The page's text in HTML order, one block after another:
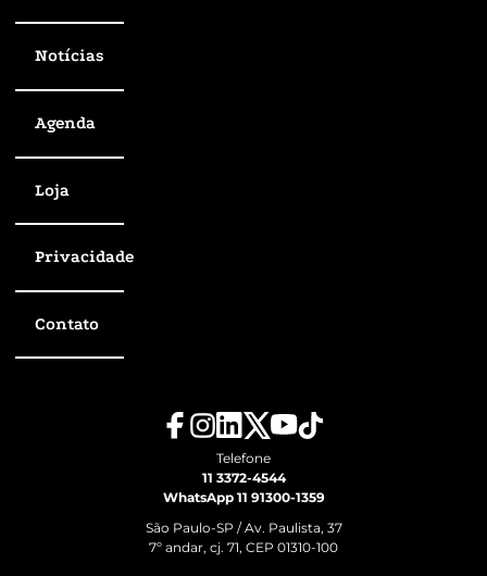
Notícias
Agenda
Loja
Privacidade
Contato
Telefone
11 3372-4544
WhatsApp 11 91300-1359
São Paulo-SP / Av. Paulista, 37
7º andar, cj. 71, CEP 01310-100